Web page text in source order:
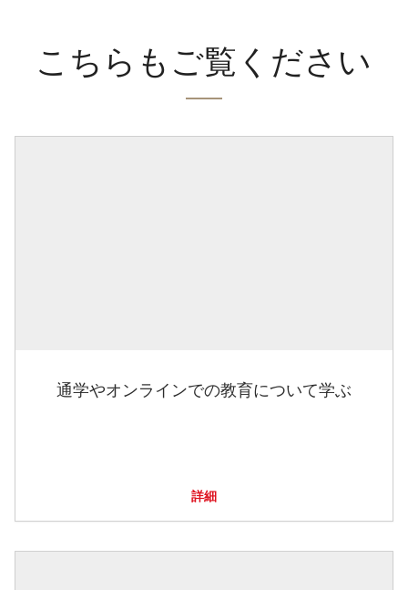
こちらもご覧ください
通学やオンラインでの教育について学ぶ
詳細